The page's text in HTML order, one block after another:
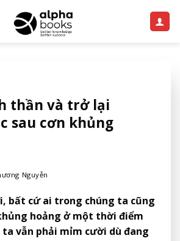
thần và trở lại
sau cơn khủng
Nguyễn
bất cứ ai trong chúng ta cũng
hoảng ở một thời điểm
ta vẫn phải mỉm cười dù đang